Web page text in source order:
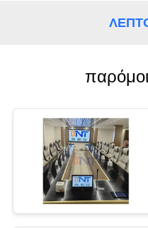
POLICY